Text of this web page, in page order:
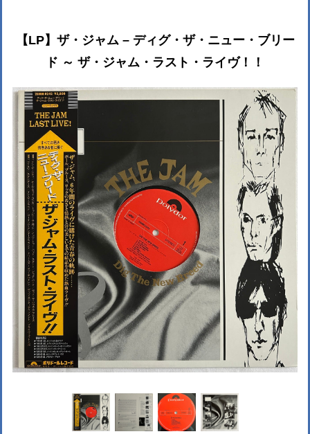
【LP】ザ・ジャム – ディグ・ザ・ニュー・ブリー
ド ～ ザ・ジャム・ラスト・ライヴ！！